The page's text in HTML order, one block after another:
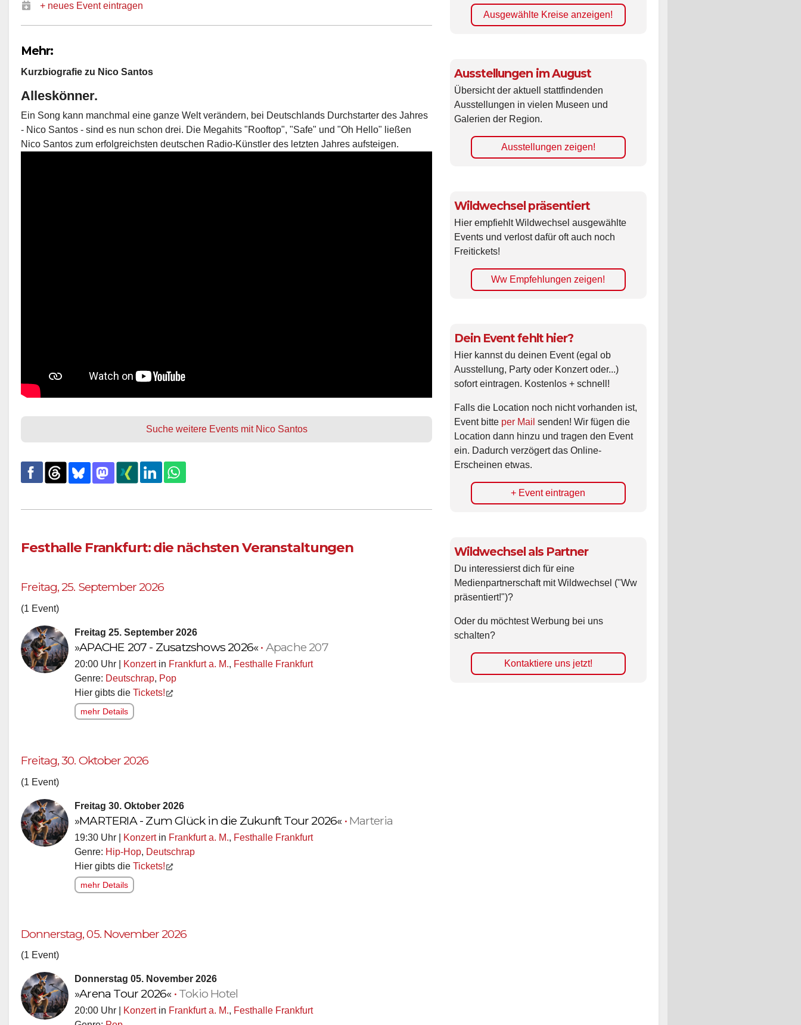
+ neues Event eintragen
Mehr:
Kurzbiografie zu Nico Santos
Alleskönner.
Ein Song kann manchmal eine ganze Welt verändern, bei Deutschlands Durchstarter des Jahres
- Nico Santos - sind es nun schon drei. Die Megahits "Rooftop", "Safe" und "Oh Hello" ließen
Nico Santos zum erfolgreichsten deutschen Radio-Künstler des letzten Jahres aufsteigen.
Suche weitere Events mit Nico Santos
Festhalle Frankfurt: die nächsten Veranstaltungen
Freitag, 25. September 2026
(1 Event)
Freitag 25. September 2026
»APACHE 207 - Zusatzshows 2026«• Apache 207
20:00 Uhr | Konzertin Frankfurt a. M., Festhalle Frankfurt
Genre: Deutschrap, Pop
Hier gibts die Tickets!
mehr Details
Freitag, 30. Oktober 2026
(1 Event)
Freitag 30. Oktober 2026
»MARTERIA - Zum Glück in die Zukunft Tour 2026« • Marteria
19:30 Uhr | Konzertin Frankfurt a. M., Festhalle Frankfurt
Genre: Hip-Hop, Deutschrap
Hier gibts die Tickets!
mehr Details
Donnerstag, 05. November 2026
(1 Event)
Donnerstag 05. November 2026
»Arena Tour 2026« • Tokio Hotel
20:00 Uhr | Konzertin Frankfurt a. M., Festhalle Frankfurt
Ausgewählte Kreise anzeigen!
Ausstellungen im August
Übersicht der aktuell stattfindenden
Ausstellungen in vielen Museen und
Galerien der Region.
Ausstellungen zeigen!
Wildwechsel präsentiert
Hier empfiehlt Wildwechsel ausgewählte
Events und verlost dafür oft auch noch
Freitickets!
Ww Empfehlungen zeigen!
Dein Event fehlt hier?
Hier kannst du deinen Event (egal ob
Ausstellung, Party oder Konzert oder...)
sofort eintragen. Kostenlos + schnell!
Falls die Location noch nicht vorhanden ist,
Event bitte per Mail senden! Wir fügen die
Location dann hinzu und tragen den Event
ein. Dadurch verzögert das Online-
Erscheinen etwas.
+ Event eintragen
Wildwechsel als Partner
Du interessierst dich für eine
Medienpartnerschaft mit Wildwechsel ("Ww
präsentiert!")?
Oder du möchtest Werbung bei uns
schalten?
Kontaktiere uns jetzt!